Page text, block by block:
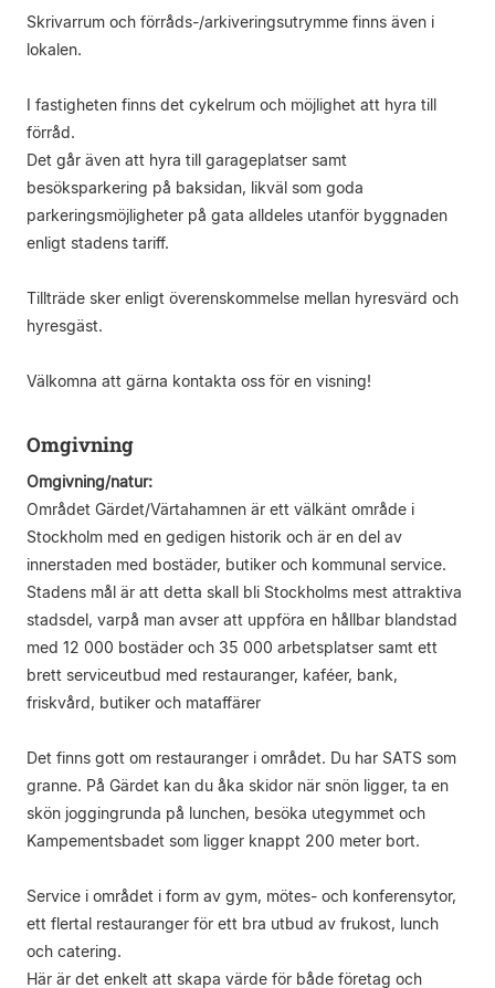
Skrivarrum och förråds-/arkiveringsutrymme finns även i
lokalen.
I fastigheten finns det cykelrum och möjlighet att hyra till
förråd.
Det går även att hyra till garageplatser samt
besöksparkering på baksidan, likväl som goda
parkeringsmöjligheter på gata alldeles utanför byggnaden
enligt stadens tariff.
Tillträde sker enligt överenskommelse mellan hyresvärd och
hyresgäst.
Välkomna att gärna kontakta oss för en visning!
Omgivning
Omgivning/natur:
Området Gärdet/Värtahamnen är ett välkänt område i
Stockholm med en gedigen historik och är en del av
innerstaden med bostäder, butiker och kommunal service.
Stadens mål är att detta skall bli Stockholms mest attraktiva
stadsdel, varpå man avser att uppföra en hållbar blandstad
med 12 000 bostäder och 35 000 arbetsplatser samt ett
brett serviceutbud med restauranger, kaféer, bank,
friskvård, butiker och mataffärer
Det finns gott om restauranger i området. Du har SATS som
granne. På Gärdet kan du åka skidor när snön ligger, ta en
skön joggingrunda på lunchen, besöka utegymmet och
Kampementsbadet som ligger knappt 200 meter bort.
Service i området i form av gym, mötes- och konferensytor,
ett flertal restauranger för ett bra utbud av frukost, lunch
och catering.
Här är det enkelt att skapa värde för både företag och